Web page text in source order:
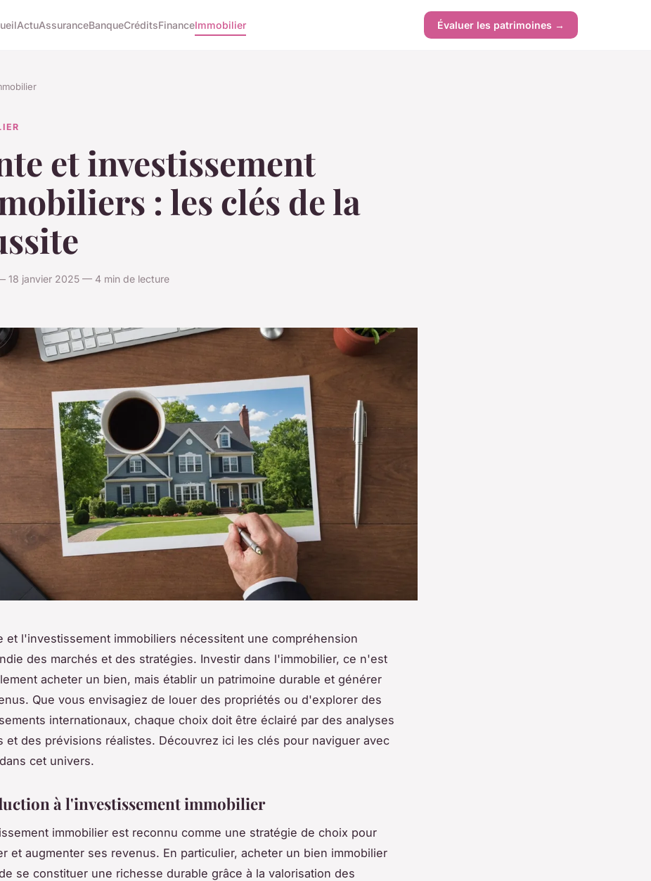
ActuAssuranceBanqueCréditsFinanceImmobilier Évaluer les patrimoines →
et investissement
: les clés de la
18 janvier 2025 — 4 min de lecture
et l'investissement immobiliers nécessitent une compréhension
des marchés et des stratégies. Investir dans l'immobilier, ce n'est
acheter un bien, mais établir un patrimoine durable et générer
Que vous envisagiez de louer des propriétés ou d'explorer des
internationaux, chaque choix doit être éclairé par des analyses
et des prévisions réalistes. Découvrez ici les clés pour naviguer avec
cet univers.
à l'investissement immobilier
immobilier est reconnu comme une stratégie de choix pour
et augmenter ses revenus. En particulier, acheter un bien immobilier
se constituer une richesse durable grâce à la valorisation des